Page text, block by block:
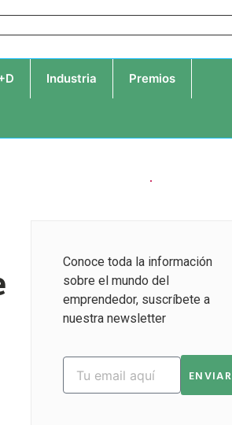
Industria Premios
Conoce toda la información
sobre el mundo del
emprendedor, suscríbete a
nuestra newsletter
ENVIAR